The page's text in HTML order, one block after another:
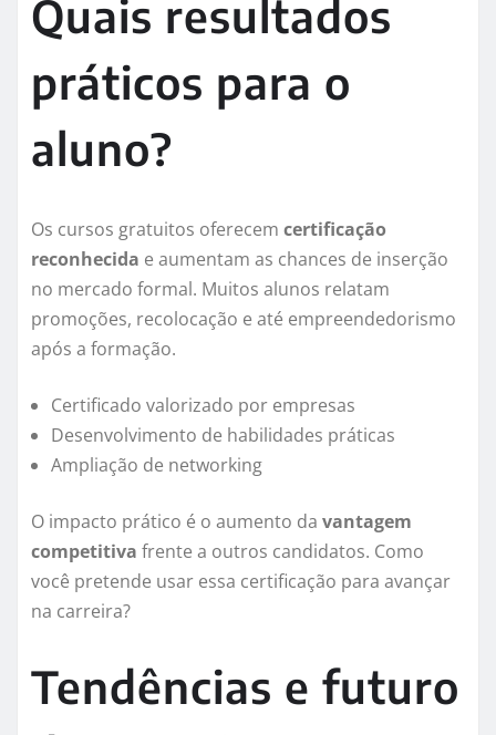
Quais resultados
práticos para o
aluno?
Os cursos gratuitos oferecem certificação
reconhecida e aumentam as chances de inserção
no mercado formal. Muitos alunos relatam
promoções, recolocação e até empreendedorismo
após a formação.
Certificado valorizado por empresas
Desenvolvimento de habilidades práticas
Ampliação de networking
O impacto prático é o aumento da vantagem
competitiva frente a outros candidatos. Como
você pretende usar essa certificação para avançar
na carreira?
Tendências e futuro